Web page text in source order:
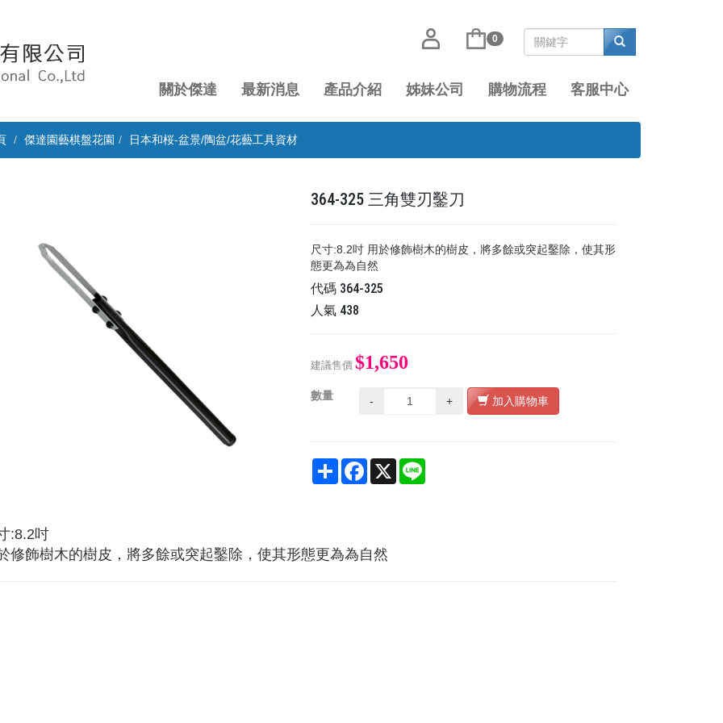
0
關於傑達 最新消息 產品介紹 姊妹公司 購物流程 客服中心
傑達園藝棋盤花園 日本和桜-盆景/陶盆/花藝工具資材
364-325 三角雙刃鑿刀
尺寸:8.2吋 用於修飾樹木的樹皮，將多餘或突起鑿除，使其形
態更為為自然
代碼 364-325
人氣 438
建議售價 $1,650
數量 - + 加入購物車
Share Facebook
X
:8.2吋
修飾樹木的樹皮，將多餘或突起鑿除，使其形態更為為自然